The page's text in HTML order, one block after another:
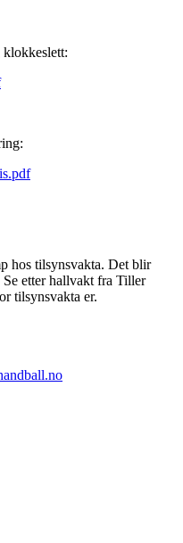
klokkeslett:
hos tilsynsvakta. Det blir
etter hallvakt fra Tiller
tilsynsvakta er.